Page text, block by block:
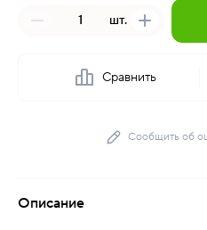
шт.
Сравнить
Сообщить об
Описание